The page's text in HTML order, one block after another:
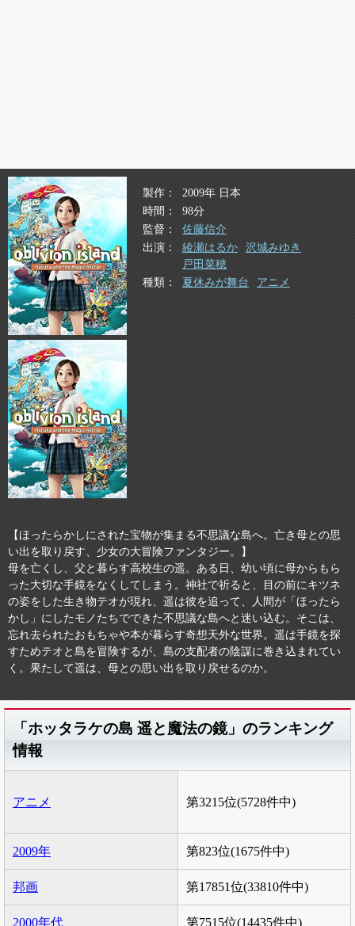
製作
2009年 日本
時間
98分
監督
佐藤信介
出演
綾瀬はるか
沢城みゆき
戸田菜穂
種類
夏休みが舞台 アニメ
【ほったらかしにされた宝物が集まる不思議な島へ。亡き母との思
い出を取り戻す、少女の大冒険ファンタジー。】
母を亡くし、父と暮らす高校生の遥。ある日、幼い頃に母からもら
った大切な手鏡をなくしてしまう。神社で祈ると、目の前にキツネ
の姿をした生き物テオが現れ、遥は彼を追って、人間が「ほったら
かし」にしたモノたちでできた不思議な島へと迷い込む。そこは、
忘れ去られたおもちゃや本が暮らす奇想天外な世界。遥は手鏡を探
すためテオと島を冒険するが、島の支配者の陰謀に巻き込まれてい
く。果たして遥は、母との思い出を取り戻せるのか。
「ホッタラケの島 遥と魔法の鏡」のランキング
情報
アニメ 第3215位(5728件中)
2009年 第823位(1675件中)
邦画 第17851位(33810件中)
2000年代 第7515位(14435件中)